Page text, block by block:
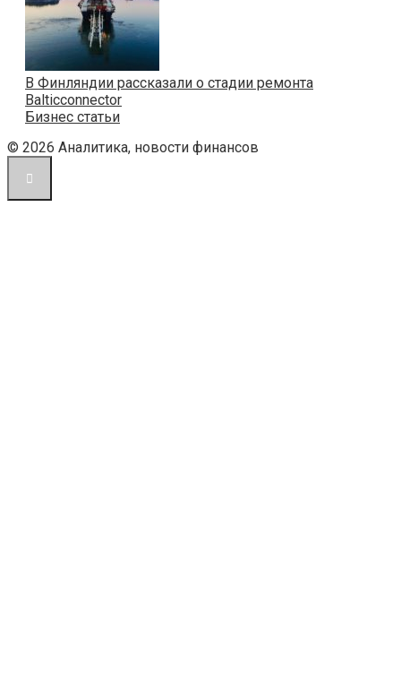
В Финляндии рассказали о стадии ремонта
Balticconnector
Бизнес статьи
© 2026 Аналитика, новости финансов